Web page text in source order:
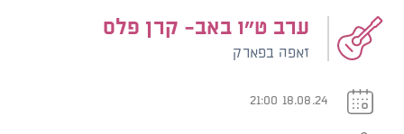
ערב ט"ו באב- קרן פלס
זאפה בפארק
18.08.24 21:00